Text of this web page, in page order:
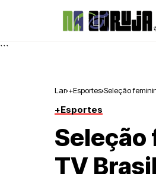
```
Lar +Esportes Seleção
+Esportes
Seleção
TV